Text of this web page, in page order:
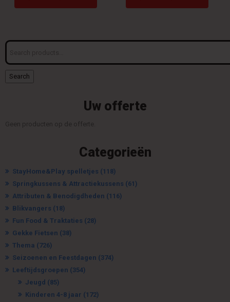
Search
Search
Uw offerte
Geen producten op de offerte.
Categorieën
StayHome&Play spelletjes (118)
Springkussens & Attractiekussens (61)
Attributen & Benodigdheden (116)
Blikvangers (18)
Fun Food & Traktaties (28)
Gekke Fietsen (38)
Thema (726)
Seizoenen en Feestdagen (374)
Leeftijdsgroepen (354)
Jeugd (85)
Kinderen 4-8 jaar (172)